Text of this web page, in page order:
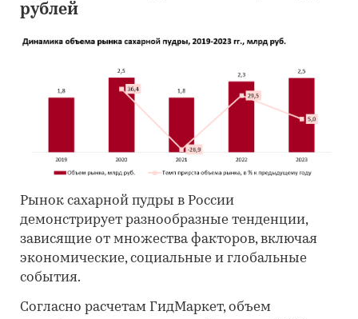
рублей
Рынок сахарной пудры в России
демонстрирует разнообразные тенденции,
зависящие от множества факторов, включая
экономические, социальные и глобальные
события.
Согласно расчетам ГидМаркет, объем